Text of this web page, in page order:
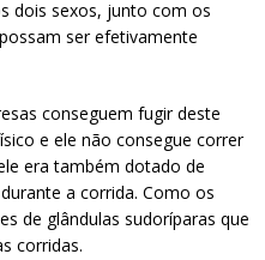
dois sexos, junto com os
ser efetivamente
conseguem fugir deste
e ele não consegue correr
era também dotado de
a corrida. Como os
de glândulas sudoríparas que
corridas.